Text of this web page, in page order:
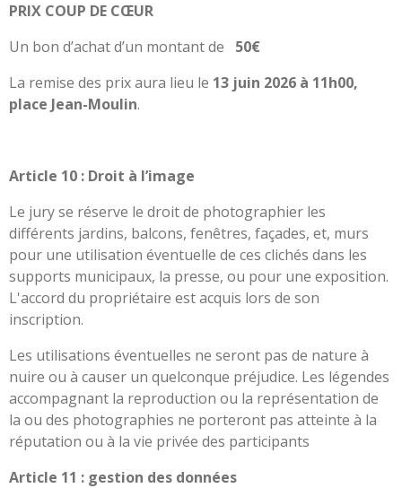
PRIX COUP DE CŒUR
Un bon d’achat d’un montant de 50€
La remise des prix aura lieu le 13 juin 2026 à 11h00,
place Jean-Moulin.
Article 10 : Droit à l’image
Le jury se réserve le droit de photographier les
différents jardins, balcons, fenêtres, façades, et, murs
pour une utilisation éventuelle de ces clichés dans les
supports municipaux, la presse, ou pour une exposition.
L'accord du propriétaire est acquis lors de son
inscription.
Les utilisations éventuelles ne seront pas de nature à
nuire ou à causer un quelconque préjudice. Les légendes
accompagnant la reproduction ou la représentation de
la ou des photographies ne porteront pas atteinte à la
réputation ou à la vie privée des participants
Article 11 : gestion des données